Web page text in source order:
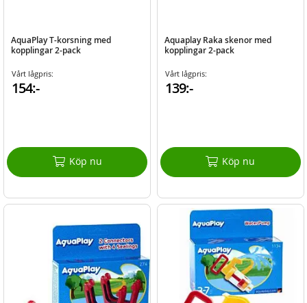
AquaPlay T-korsning med
kopplingar 2-pack
Vårt lågpris:
154:-
Köp nu
Aquaplay Raka skenor med
kopplingar 2-pack
Vårt lågpris:
139:-
Köp nu